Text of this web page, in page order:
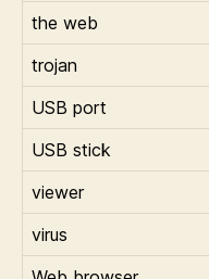
the web
trojan
USB port
USB stick
viewer
virus